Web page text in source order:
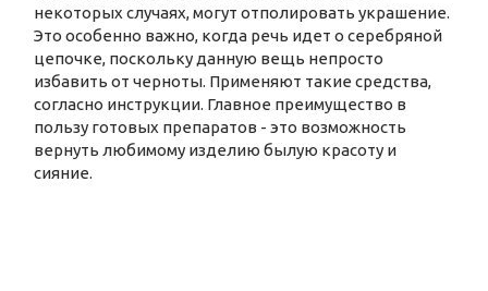
некоторых случаях, могут отполировать украшение.
Это особенно важно, когда речь идет о серебряной
цепочке, поскольку данную вещь непросто
избавить от черноты. Применяют такие средства,
согласно инструкции. Главное преимущество в
пользу готовых препаратов - это возможность
вернуть любимому изделию былую красоту и
сияние.